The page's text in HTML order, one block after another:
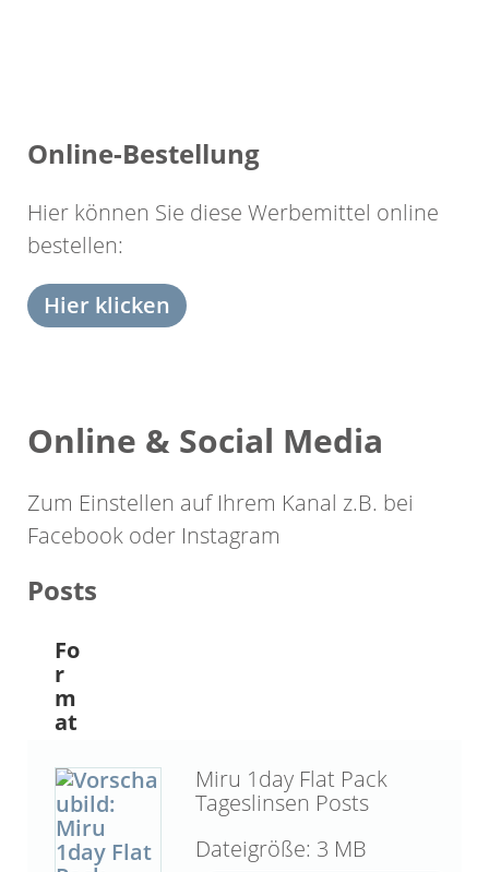
Online-Bestellung
Hier können Sie diese Werbemittel online
bestellen:
Hier klicken
Online & Social Media
Zum Einstellen auf Ihrem Kanal z.B. bei
Facebook oder Instagram
Posts
Fo
r
m
at
Miru 1day Flat Pack
Tageslinsen Posts
3 MB